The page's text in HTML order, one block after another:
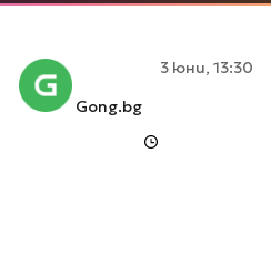
Gong.bg
3 юни, 13:30